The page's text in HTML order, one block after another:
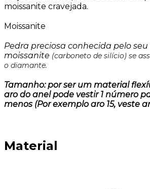
moissanite cravejada.
Moissanite
Pedra preciosa conhecida pelo seu
moissanite (carboneto de silício) se
o diamante.
Tamanho: por ser um material
aro do anel pode vestir 1 número
menos (Por exemplo aro 15, veste
Material